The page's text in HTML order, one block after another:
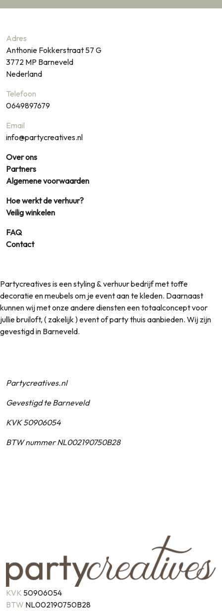
Adres
Anthonie Fokkerstraat 57 G
3772 MP Barneveld
Nederland
Telefoon
0649897679
Email
info@partycreatives.nl
Over ons
Partners
Algemene voorwaarden
Hoe werkt de verhuur?
Veilig winkelen
FAQ
Contact
Partycreatives is een styling & verhuur bedrijf met toffe
decoratie en meubels om je event aan te kleden. Daarnaast
kunnen wij met onze andere diensten een totaalconcept voor
jullie bruiloft, ( zakelijk ) event of party thuis aanbieden. Wij zijn
gevestigd in Barneveld.
Partycreatives.nl
Gevestigd te Barneveld
KVK 50906054
BTW nummer NL002190750B28
KVK 50906054
BTW NL002190750B28